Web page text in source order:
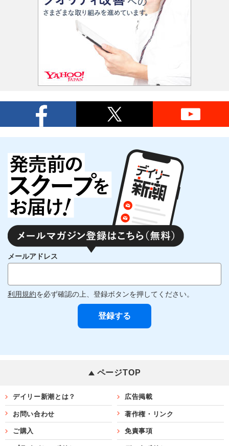
メールアドレス
利用規約を必ず確認の上、登録ボタンを押してください。
ページTOP
デイリー新潮とは？ 広告掲載
お問い合わせ 著作権・リンク
ご購入 免責事項